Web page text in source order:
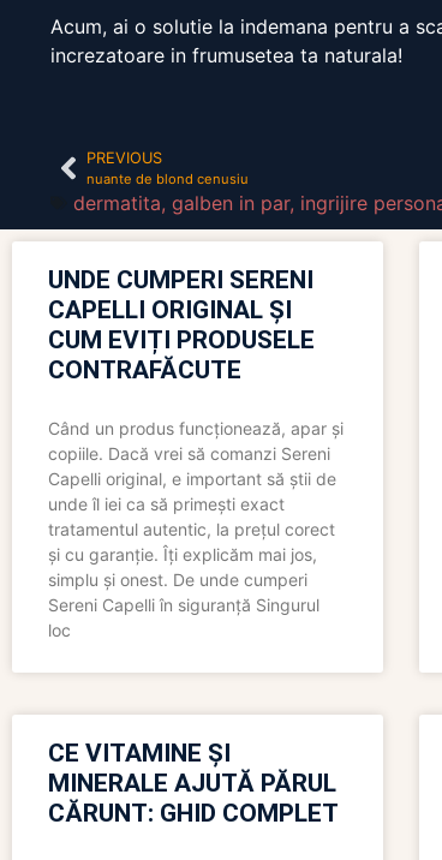
Acum, ai o solutie la indemana pentru a
increzatoare in frumusetea ta naturala!
PREVIOUS
nuante de blond cenusiu
dermatita, galben in par, ingrijire
UNDE CUMPERI SERENI
CAPELLI ORIGINAL ȘI
CUM EVIȚI PRODUSELE
CONTRAFĂCUTE
Când un produs funcționează, apar și
copiile. Dacă vrei să comanzi Sereni
Capelli original, e important să știi de
unde îl iei ca să primești exact
tratamentul autentic, la prețul corect
și cu garanție. Îți explicăm mai jos,
simplu și onest. De unde cumperi
Sereni Capelli în siguranță Singurul
loc
CE VITAMINE ȘI
MINERALE AJUTĂ PĂRUL
CĂRUNT: GHID COMPLET